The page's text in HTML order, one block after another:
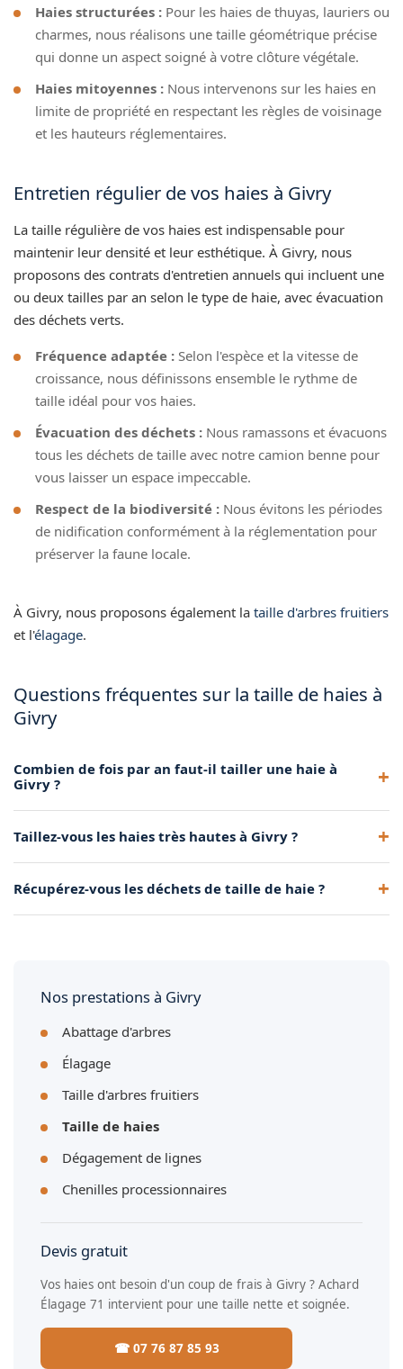
Haies structurées : Pour les haies de thuyas, lauriers ou
charmes, nous réalisons une taille géométrique précise
qui donne un aspect soigné à votre clôture végétale.
Haies mitoyennes : Nous intervenons sur les haies en
limite de propriété en respectant les règles de voisinage
et les hauteurs réglementaires.
Entretien régulier de vos haies à Givry
La taille régulière de vos haies est indispensable pour
maintenir leur densité et leur esthétique. À Givry, nous
proposons des contrats d'entretien annuels qui incluent une
ou deux tailles par an selon le type de haie, avec évacuation
des déchets verts.
Fréquence adaptée : Selon l'espèce et la vitesse de
croissance, nous définissons ensemble le rythme de
taille idéal pour vos haies.
Évacuation des déchets : Nous ramassons et évacuons
tous les déchets de taille avec notre camion benne pour
vous laisser un espace impeccable.
Respect de la biodiversité : Nous évitons les périodes
de nidification conformément à la réglementation pour
préserver la faune locale.
À Givry, nous proposons également la taille d'arbres fruitiers
et l'élagage.
Questions fréquentes sur la taille de haies à
Givry
Combien de fois par an faut-il tailler une haie à
Givry ?
lauriers nécessitent généralement 2 tailles par an (printemps
et automne). Les haies champêtres se contentent souvent
d'une taille annuelle. Nous définissons le rythme adapté à
vos haies à Givry.
Taillez-vous les haies très hautes à Givry ?
toutes hauteurs, y compris celles qui dépassent 3 mètres.
Nous intervenons en toute sécurité sur les haies difficiles
Récupérez-vous les déchets de taille de haie ?
Nos prestations à Givry
Abattage d'arbres
Élagage
Taille d'arbres fruitiers
Taille de haies
Dégagement de lignes
Chenilles processionnaires
Devis gratuit
Vos haies ont besoin d'un coup de frais à Givry ? Achard
Élagage 71 intervient pour une taille nette et soignée.
☎ 07 76 87 85 93